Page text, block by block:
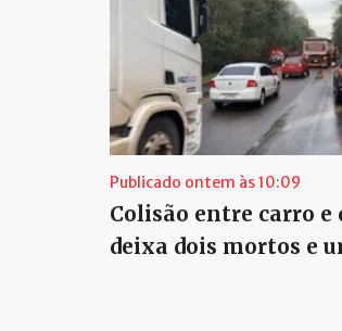
Publicado ontem às 10:09
Colisão entre carro e
deixa dois mortos e